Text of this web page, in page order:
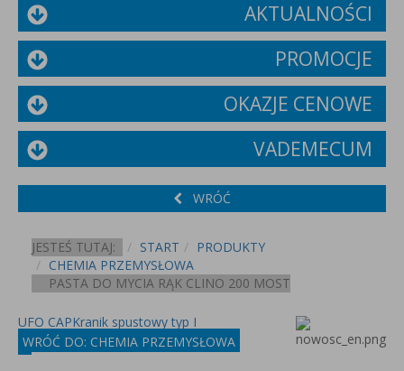
AKTUALNOŚCI
PROMOCJE
OKAZJE CENOWE
VADEMECUM
WRÓĆ
JESTEŚ TUTAJ: START
PRODUKTY
CHEMIA PRZEMYSŁOWA
PASTA DO MYCIA RĄK CLINO 200 MOST
UFO CAPKranik spustowy typ I
WRÓĆ DO: CHEMIA PRZEMYSŁOWA